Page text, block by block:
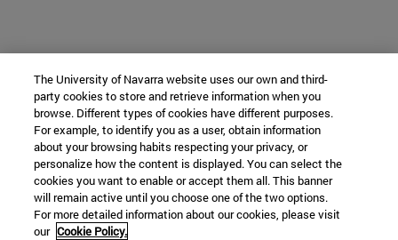
The University of Navarra website uses our own and third-
party cookies to store and retrieve information when you
browse. Different types of cookies have different purposes.
For example, to identify you as a user, obtain information
about your browsing habits respecting your privacy, or
personalize how the content is displayed. You can select the
cookies you want to enable or accept them all. This banner
will remain active until you choose one of the two options.
For more detailed information about our cookies, please visit
our Cookie Policy.